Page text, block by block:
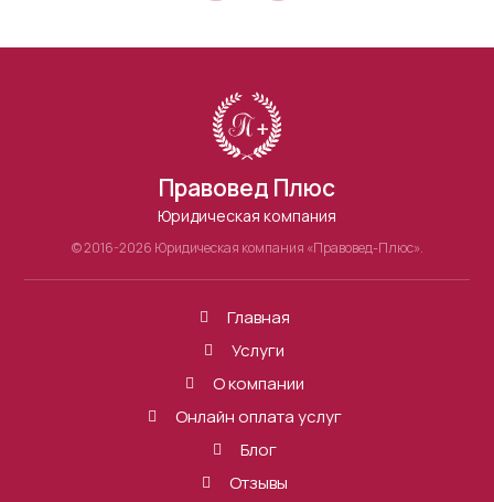
Правовед Плюс
Юридическая компания
© 2016-2026 Юридическая компания «Правовед-Плюс».
Главная
Услуги
О компании
Онлайн оплата услуг
Блог
Отзывы